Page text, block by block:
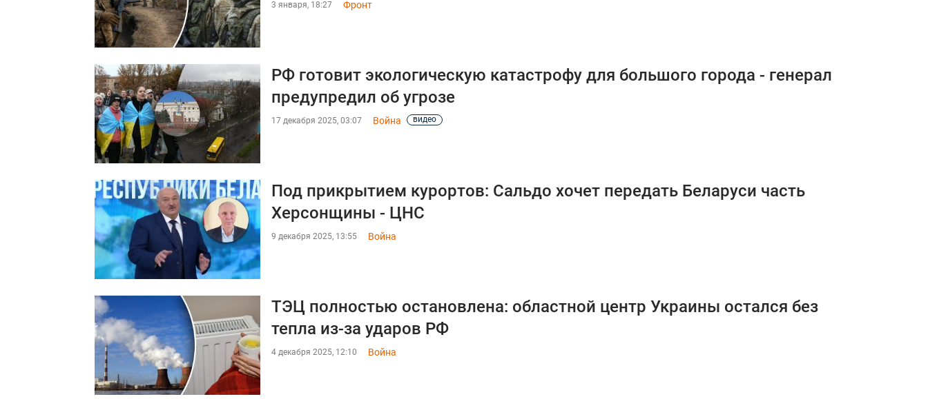
3 января, 18:27 Фронт
РФ готовит экологическую катастрофу для большого города - генерал
предупредил об угрозе
17 декабря 2025, 03:07 Война видео
Под прикрытием курортов: Сальдо хочет передать Беларуси часть
Херсонщины - ЦНС
9 декабря 2025, 13:55 Война
ТЭЦ полностью остановлена: областной центр Украины остался без
тепла из-за ударов РФ
4 декабря 2025, 12:10 Война